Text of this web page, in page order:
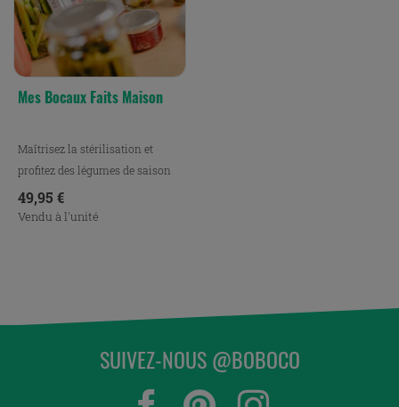
Mes Bocaux Faits Maison
Maîtrisez la stérilisation et
profitez des légumes de saison
pour préparer de...
Prix
49,95 €
Vendu à l'unité
SUIVEZ-NOUS @BOBOCO